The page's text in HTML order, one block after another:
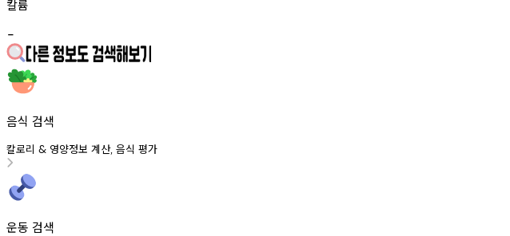
칼륨
-
음식 검색
칼로리 & 영양정보 계산, 음식 평가
운동 검색